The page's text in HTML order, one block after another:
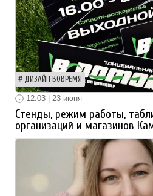
ДИЗАЙН ВОВРЕМЯ
12:03 | 23 июня
Стенды, режим работы,
организаций и магазинов